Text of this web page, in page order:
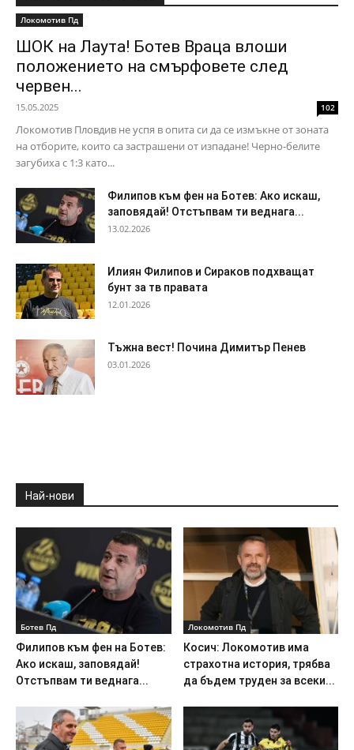
Локомотив Пд
ШОК на Лаута! Ботев Враца влоши
положението на смърфовете след
червен...
15.05.2025 102
Локомотив Пловдив не успя в опита си да се измъкне от зоната
на отборите, които са застрашени от изпадане! Черно-белите
загубиха с 1:3 като...
Филипов към фен на Ботев: Ако искаш,
заповядай! Отстъпвам ти веднага...
13.02.2026
Илиян Филипов и Сираков подхващат
бунт за тв правата
12.01.2026
Тъжна вест! Почина Димитър Пенев
03.01.2026
Най-нови
Ботев Пд
Филипов към фен на Ботев:
Ако искаш, заповядай!
Отстъпвам ти веднага...
Локомотив Пд
Косич: Локомотив има
страхотна история, трябва
да бъдем труден за всеки...